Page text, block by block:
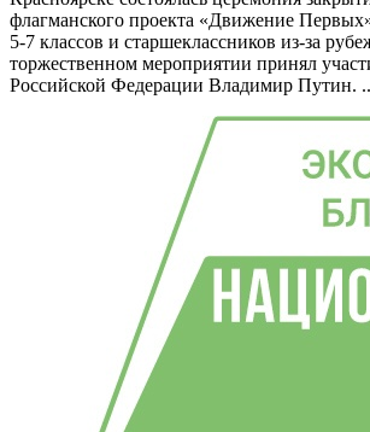
флагманского проекта «Движение
5-7 классов и старшеклассников из-за
торжественном мероприятии принял
Российской Федерации Владимир Путин.